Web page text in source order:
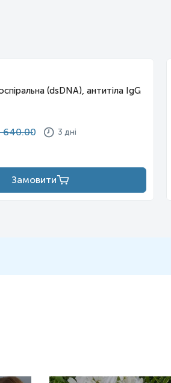
(dsDNA), антитіла IgG
640.00 3 дні
Замовити